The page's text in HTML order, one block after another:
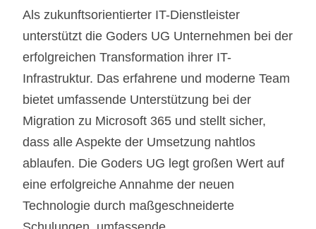
Als zukunftsorientierter IT-Dienstleister
unterstützt die Goders UG Unternehmen bei der
erfolgreichen Transformation ihrer IT-
Infrastruktur. Das erfahrene und moderne Team
bietet umfassende Unterstützung bei der
Migration zu Microsoft 365 und stellt sicher,
dass alle Aspekte der Umsetzung nahtlos
ablaufen. Die Goders UG legt großen Wert auf
eine erfolgreiche Annahme der neuen
Technologie durch maßgeschneiderte